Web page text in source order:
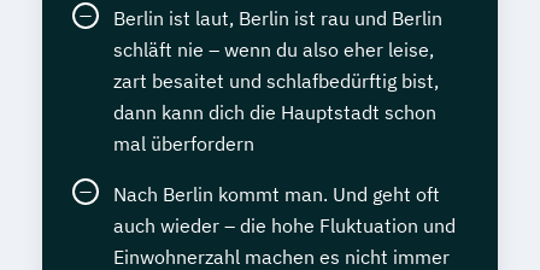
Berlin ist laut, Berlin ist rau und Berlin
schläft nie – wenn du also eher leise,
zart besaitet und schlafbedürftig bist,
dann kann dich die Hauptstadt schon
mal überfordern
Nach Berlin kommt man. Und geht oft
auch wieder – die hohe Fluktuation und
Einwohnerzahl machen es nicht immer